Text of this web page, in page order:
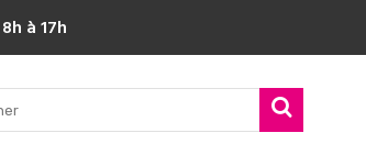
à 17h